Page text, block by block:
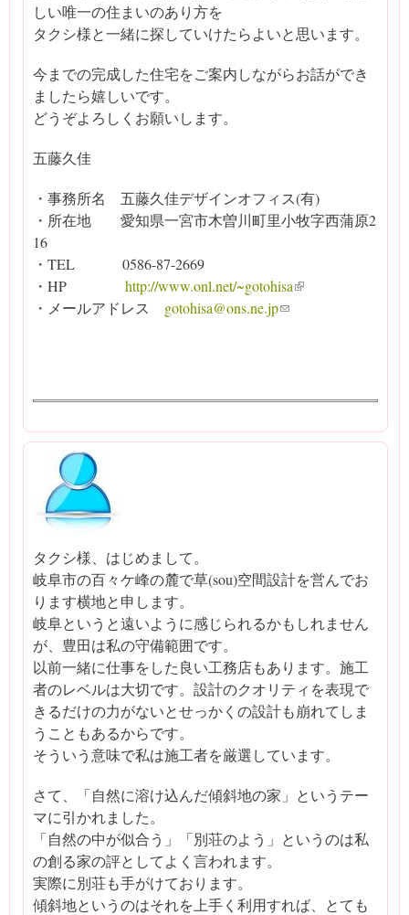
しい唯一の住まいのあり方を
タクシ様と一緒に探していけたらよいと思います。
今までの完成した住宅をご案内しながらお話ができ
ましたら嬉しいです。
どうぞよろしくお願いします。
五藤久佳
・事務所名 五藤久佳デザインオフィス(有)
・所在地 愛知県一宮市木曽川町里小牧字西蒲原2
16
・TEL 0586-87-2669
・HP http://www.onl.net/~gotohisa(link is external)
・メールアドレス gotohisa@ons.ne.jp(link sends e-mail)
タクシ様、はじめまして。
岐阜市の百々ケ峰の麓で草(sou)空間設計を営んでお
ります横地と申します。
岐阜というと遠いように感じられるかもしれません
が、豊田は私の守備範囲です。
以前一緒に仕事をした良い工務店もあります。施工
者のレベルは大切です。設計のクオリティを表現で
きるだけの力がないとせっかくの設計も崩れてしま
うこともあるからです。
そういう意味で私は施工者を厳選しています。
さて、「自然に溶け込んだ傾斜地の家」というテー
マに引かれました。
「自然の中が似合う」「別荘のよう」というのは私
の創る家の評としてよく言われます。
実際に別荘も手がけております。
傾斜地というのはそれを上手く利用すれば、とても